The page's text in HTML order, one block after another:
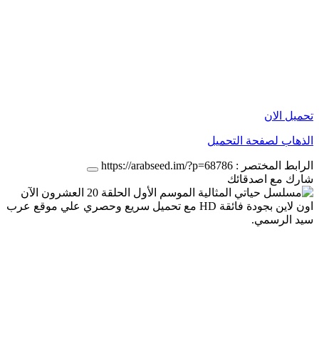
تحميل الان
الذهاب لصفحة التحميل
الرابط المختصر : https://arabseed.im/?p=68786
شارك مع اصدقائك